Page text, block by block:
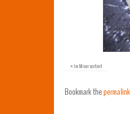
«Im Mixer sortiert
Bookmark thepermalink